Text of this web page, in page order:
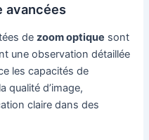
avancées
dezoom optique sont
une observation détaillée
les capacités de
qualité d’image,
claire dans des